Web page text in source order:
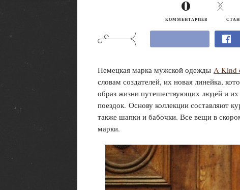
0
КОММЕНТАРИЕВ
Немецкая марка мужской одежды A Kind
словам создателей, их новая линейка,
образ жизни путешествующих людей и их
поездок. Основу коллекции составляют
также шапки и бабочки. Все вещи в
марки.